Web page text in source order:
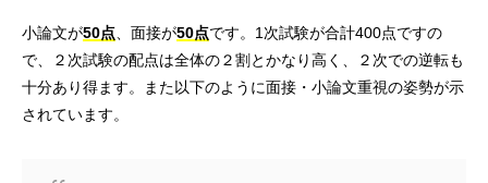
小論文が50点 、面接が50点です。1次試験が合計400点ですの
で、２次試験の配点は全体の２割とかなり高く、２次での逆転も
十分あり得ます。また以下のように面接・小論文重視の姿勢が示
されています。